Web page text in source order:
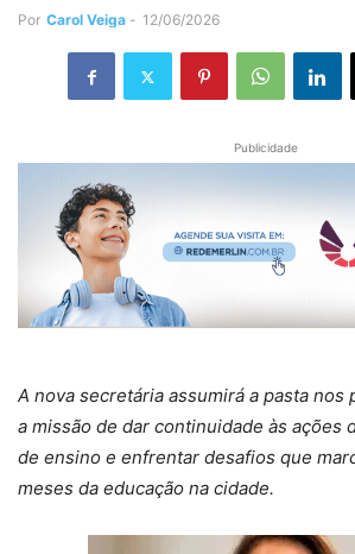
Por Carol Veiga - 12/06/2026
Publicidade
A nova secretária assumirá a pasta nos
a missão de dar continuidade às ações
de ensino e enfrentar desafios que
meses da educação na cidade.